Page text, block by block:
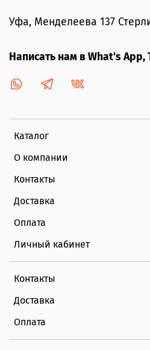
Каталог
О компании
Контакты
Доставка
Оплата
Личный кабинет
Контакты
Доставка
Оплата
Уфа, Менделеева 137
Написать нам в What's App,